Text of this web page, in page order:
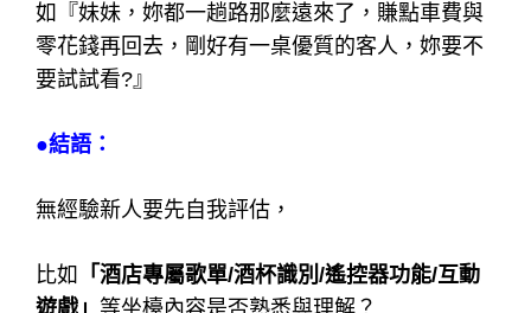
如『妹妹，妳都一趟路那麼遠來了，賺點車費與
零花錢再回去，剛好有一桌優質的客人，妳要不
要試試看?』
●結語：
無經驗新人要先自我評估，
比如
「酒店專屬歌單/酒杯識別/遙控器功能/互動